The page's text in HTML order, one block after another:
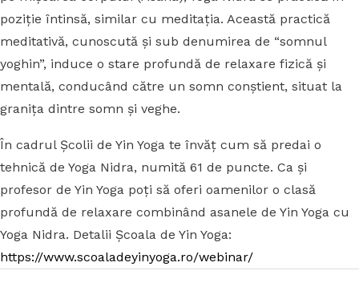
poziție întinsă, similar cu meditația. Această practică
meditativă, cunoscută și sub denumirea de “somnul
yoghin”, induce o stare profundă de relaxare fizică și
mentală, conducând către un somn conștient, situat la
granița dintre somn și veghe.
În cadrul Școlii de Yin Yoga te învăț cum să predai o
tehnică de Yoga Nidra, numită 61 de puncte. Ca și
profesor de Yin Yoga poți să oferi oamenilor o clasă
profundă de relaxare combinând asanele de Yin Yoga cu
Yoga Nidra. Detalii Școala de Yin Yoga:
https://www.scoaladeyinyoga.ro/webinar/